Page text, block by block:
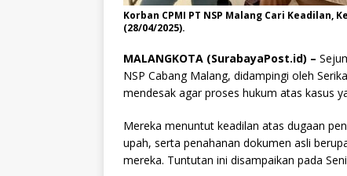
Korban CPMI PT NSP Malang Cari
(28/04/2025).
MALANGKOTA (SurabayaPost.id) –
NSP Cabang Malang, didampingi oleh
mendesak agar proses hukum atas kasus
Mereka menuntut keadilan atas dugaan
upah, serta penahanan dokumen asli
mereka. Tuntutan ini disampaikan pada